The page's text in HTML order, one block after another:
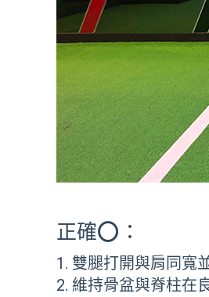
正確⭕：
雙腿打開與肩同寬
維持骨盆與脊柱在